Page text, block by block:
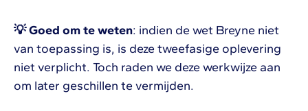
💡 Goed om te weten: indien de wet Breyne niet
van toepassing is, is deze tweefasige oplevering
niet verplicht. Toch raden we deze werkwijze aan
om later geschillen te vermijden.